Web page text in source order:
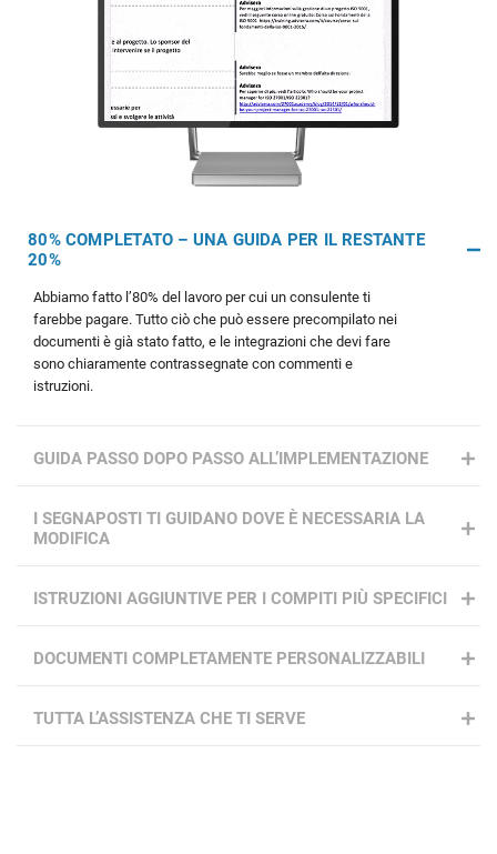
80% COMPLETATO – UNA GUIDA PER IL RESTANTE
20%
Abbiamo fatto l’80% del lavoro per cui un consulente ti
farebbe pagare. Tutto ciò che può essere precompilato nei
documenti è già stato fatto, e le integrazioni che devi fare
sono chiaramente contrassegnate con commenti e
istruzioni.
GUIDA PASSO DOPO PASSO ALL’IMPLEMENTAZIONE
I SEGNAPOSTI TI GUIDANO DOVE È NECESSARIA LA
MODIFICA
ISTRUZIONI AGGIUNTIVE PER I COMPITI PIÙ SPECIFICI
DOCUMENTI COMPLETAMENTE PERSONALIZZABILI
TUTTA L’ASSISTENZA CHE TI SERVE